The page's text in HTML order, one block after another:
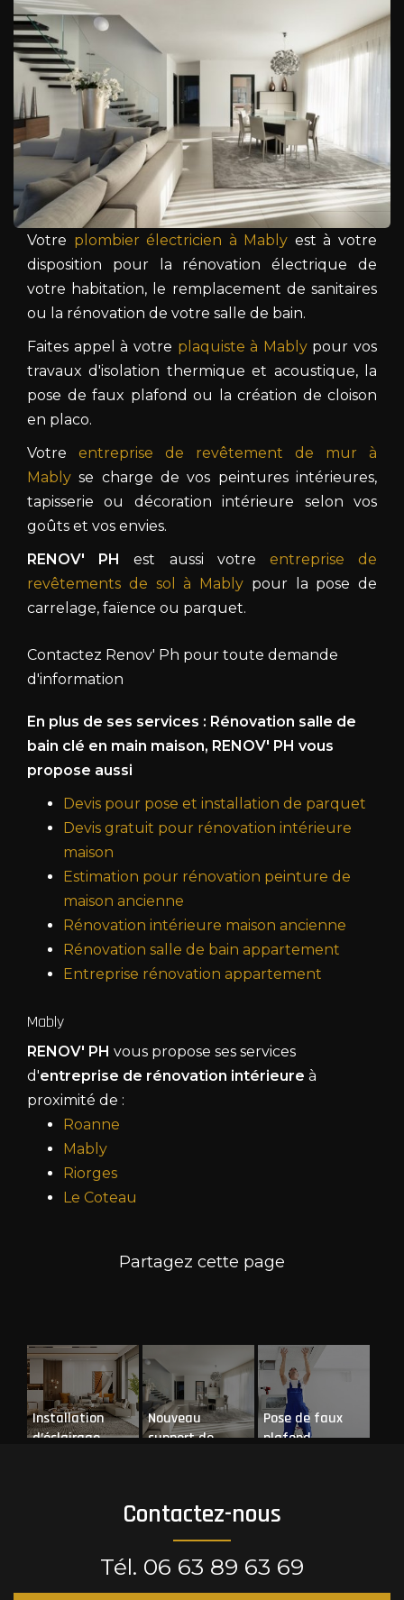
Votre plombier électricien à Mably est à votre
disposition pour la rénovation électrique de
votre habitation, le remplacement de sanitaires
ou la rénovation de votre salle de bain.
Faites appel à votre plaquiste à Mablypour vos
travaux d'isolation thermique et acoustique, la
pose de faux plafond ou la création de cloison
en placo.
Votre entreprise de revêtement de mur à
Mably se charge de vos peintures intérieures,
tapisserie ou décoration intérieure selon vos
goûts et vos envies.
RENOV' PH
est aussi votre entreprise de
revêtements de sol à Mably pour la pose de
carrelage, faïence ou parquet.
Contactez Renov' Ph pour toute demande
d'information
En plus de ses services : Rénovation salle de
bain clé en main maison, RENOV' PH vous
propose aussi
Devis pour pose et installation de parquet
Devis gratuit pour rénovation intérieure
maison
Estimation pour rénovation peinture de
maison ancienne
Rénovation intérieure maison ancienne
Rénovation salle de bain appartement
Entreprise rénovation appartement
Mably
RENOV' PH vous propose ses services
d'entreprise de rénovation intérieure à
proximité de :
Roanne
Mably
Riorges
Le Coteau
Installation
d’éclairage
Nouveau
support de
Pose de faux
plafond
Contactez-nous
Tél. 06 63 89 63 69